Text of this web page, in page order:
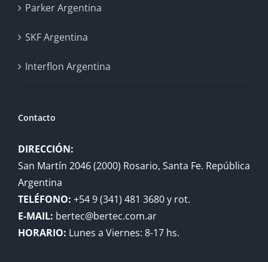
Parker Argentina
SKF Argentina
Interflon Argentina
Contacto
DIRECCIÓN:
San Martín 2046 (2000) Rosario, Santa Fe. República
Argentina
TELÉFONO: +54 9 (341) 481 3680 y rot.
E-MAIL: bertec@bertec.com.ar
HORARIO: Lunes a Viernes: 8-17 hs.